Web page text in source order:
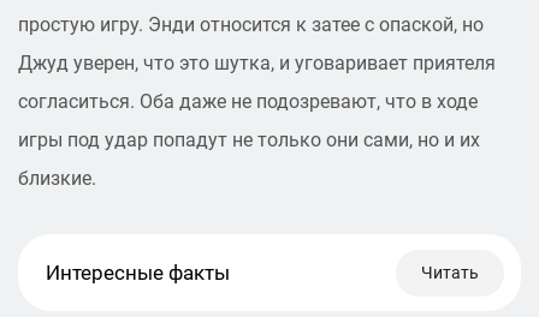
простую игру. Энди относится к затее с опаской, но
Джуд уверен, что это шутка, и уговаривает приятеля
согласиться. Оба даже не подозревают, что в ходе
игры под удар попадут не только они сами, но и их
близкие.
Интересные факты Читать